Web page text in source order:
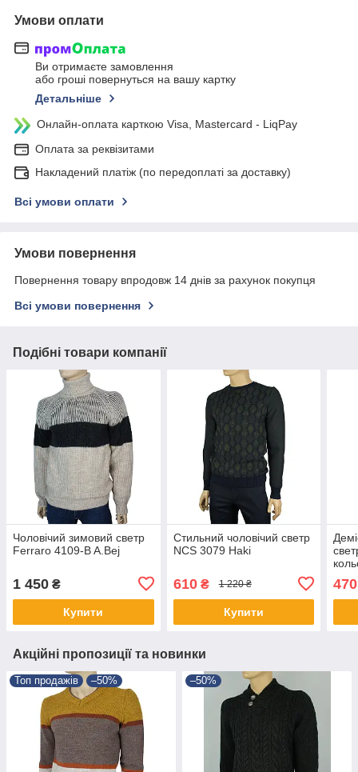
Умови оплати
Ви отримаєте замовлення
або гроші повернуться на вашу картку
Детальніше
Онлайн-оплата карткою Visa, Mastercard - LiqPay
Оплата за реквізитами
Накладений платіж (по передоплаті за доставку)
Всі умови оплати
Умови повернення
Повернення товару впродовж 14 днів за рахунок покупця
Всі умови повернення
Подібні товари компанії
Чоловічий зимовий светр
Ferraro 4109-B A.Bej
1 450 ₴
Купити
Стильний чоловічий светр
NCS 3079 Haki
610₴ 1 220 ₴
Купити
470
Акційні пропозиції та новинки
Топ продажів –50% –50%